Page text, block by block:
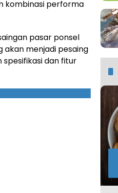
kombinasi performa
pasar ponsel
akan menjadi pesaing
dan fitur